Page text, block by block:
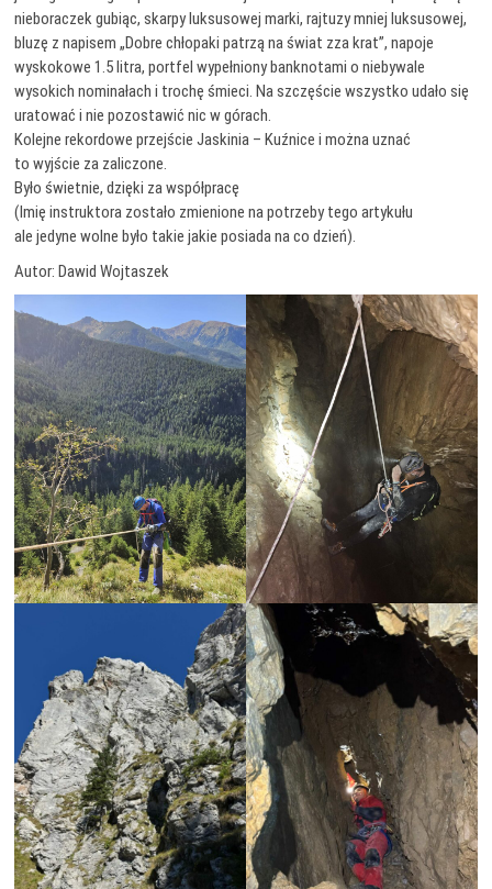
nieboraczek gubiąc, skarpy luksusowej marki, rajtuzy mniej luksusowej,
bluzę z napisem „Dobre chłopaki patrzą na świat zza krat”, napoje
wyskokowe 1.5 litra, portfel wypełniony banknotami o niebywale
wysokich nominałach i trochę śmieci. Na szczęście wszystko udało się
uratować i nie pozostawić nic w górach.
Kolejne rekordowe przejście Jaskinia – Kuźnice i można uznać
to wyjście za zaliczone.
Było świetnie, dzięki za współpracę
(Imię instruktora zostało zmienione na potrzeby tego artykułu
ale jedyne wolne było takie jakie posiada na co dzień).
Autor: Dawid Wojtaszek